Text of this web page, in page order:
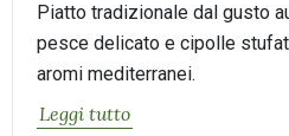
Piatto tradizionale dal gusto
pesce delicato e cipolle
aromi mediterranei.
Leggi tutto